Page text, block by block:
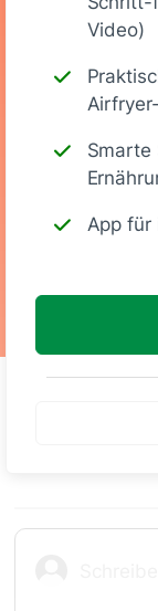
Video)
Smarte
App für
Laktosefrei